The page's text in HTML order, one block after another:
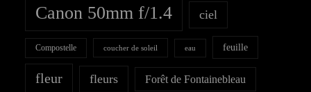
Canon 50mm f/1.4 ciel
Compostelle coucher de soleil eau feuille
fleur fleurs Forêt de Fontainebleau